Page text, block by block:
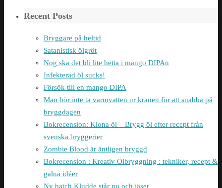
Recent Posts
Bryggare på heltid
Satanistisk ölgröt
Nog ska det bli lite hetta i mango DIPAn
Infekterad öl sucks!
Försök till en mango DIPA
Man bör inte ta varmvatten ur kranen för att snabba på
bryggdagen
Bokrecension: Klona öl – Brygg öl efter recept från
svenska bryggerier
Zombie Blood är äntligen bryggd
Bokrecension : Kreativ Ölbryggning : tekniker, recept &
galna idéer
Ny batch Kludde står nu och jäser